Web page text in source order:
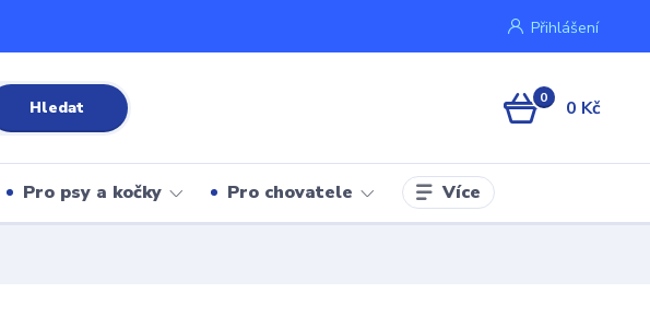
Přihlášení
Hledat 0 0 Kč
Pro psy a kočky Pro chovatele Více